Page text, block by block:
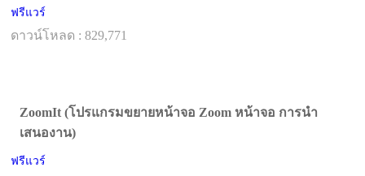
ฟรีแวร์
ดาวน์โหลด : 829,771
ZoomIt (โปรแกรมขยายหน้าจอ Zoom หน้าจอ การนำ
เสนองาน)
ฟรีแวร์